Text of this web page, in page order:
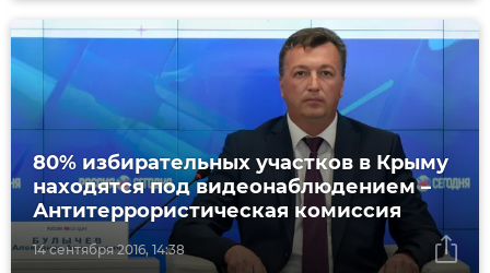
14 сентября 2016, 14:38
80% избирательных участков в Крыму
находятся под видеонаблюдением –
Антитеррористическая комиссия